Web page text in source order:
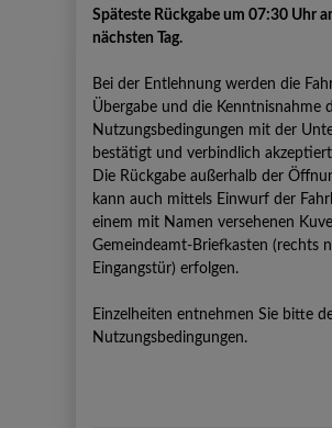
Späteste Rückgabe um 07:30 Uhr
nächsten Tag.
Bei der Entlehnung werden die
Übergabe und die Kenntnisnahme
Nutzungsbedingungen mit der
bestätigt und verbindlich
Die Rückgabe außerhalb der
kann auch mittels Einwurf der
einem mit Namen versehenen
Gemeindeamt-Briefkasten (rechts
Eingangstür) erfolgen.
Einzelheiten entnehmen Sie bitte
Nutzungsbedingungen.